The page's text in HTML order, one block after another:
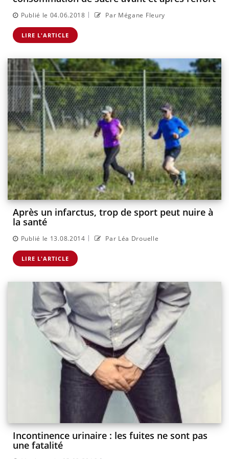
Publié le 04.06.2018 | Par Mégane Fleury
LIRE L'ARTICLE
Après un infarctus, trop de sport peut nuire à
la santé
Publié le 13.08.2014 | Par Léa Drouelle
LIRE L'ARTICLE
Incontinence urinaire : les fuites ne sont pas
une fatalité